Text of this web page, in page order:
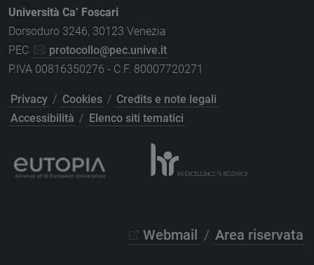
Università Ca’ Foscari
Dorsoduro 3246, 30123 Venezia
PEC
protocollo@pec.unive.it
P.IVA 00816350276 - C.F. 80007720271
Privacy / Cookies / Credits e note legali
Accessibilità / Elenco siti tematici
Webmail / Area riservata